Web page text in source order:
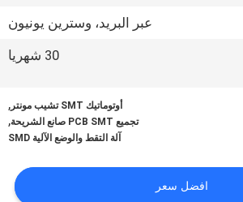
عبر البريد، وسترين يونيون
30 شهريا
أوتوماتيك SMT تشيب مونتر ,
تجميع PCB SMT صانع الشريحة ,
آلة التقط والوضع الآلية SMD
افضل سعر